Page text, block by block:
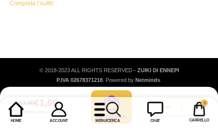
Completa l’outfit:
© 2018-2023 ALL RIGHTS RESERVED - ZUIKI DI ENNEPI
P.IVA 02678371218 . Powered by Netminds
HOME ACCOUNT MENU/CERCA CHAT CARRELLO
0
0
articoli
€3,00€1,00
Orecchini con ciondoli